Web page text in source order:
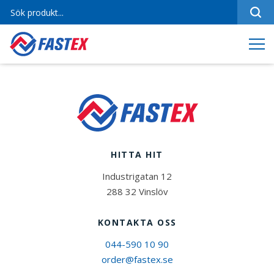
HITTA HIT
Industrigatan 12
288 32 Vinslöv
KONTAKTA OSS
044-590 10 90
order@fastex.se
Varumärken
Jobba hos oss
Kontakt